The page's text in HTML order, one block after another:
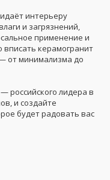
интерьеру
и загрязнений,
применение и
вписать керамогранит
от минимализма до
— российского лидера в
и создайте
будет радовать вас